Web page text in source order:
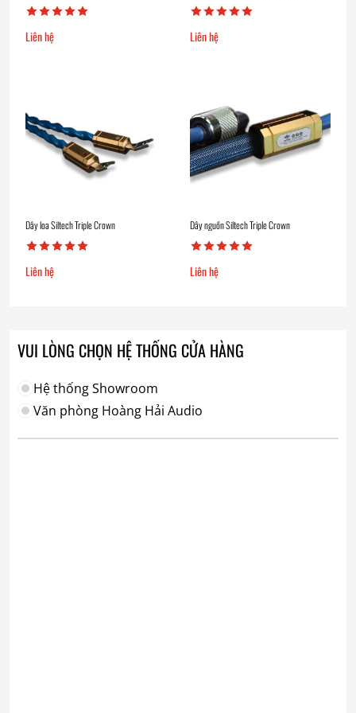
Liên hệ Liên hệ
Dây loa Siltech Triple Crown
Liên hệ
Dây nguồn Siltech Triple Crown
Liên hệ
VUI LÒNG CHỌN HỆ THỐNG CỬA HÀNG
Hệ thống Showroom
Văn phòng Hoàng Hải Audio